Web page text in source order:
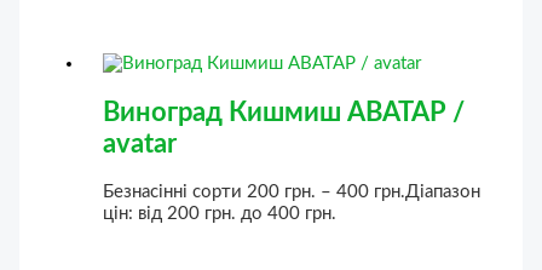
Виноград Кишмиш АВАТАР /
avatar
Безнасінні сорти200 грн. – 400 грн.Діапазон
цін: від 200 грн. до 400 грн.